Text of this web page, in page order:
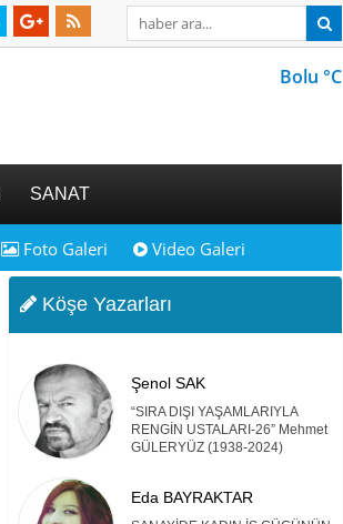
Bolu °C
SANAT
Foto Galeri Video Galeri
Köşe Yazarları
Şenol SAK
“SIRA DIŞI YAŞAMLARIYLA
RENGİN USTALARI-26” Mehmet
GÜLERYÜZ (1938-2024)
Eda BAYRAKTAR